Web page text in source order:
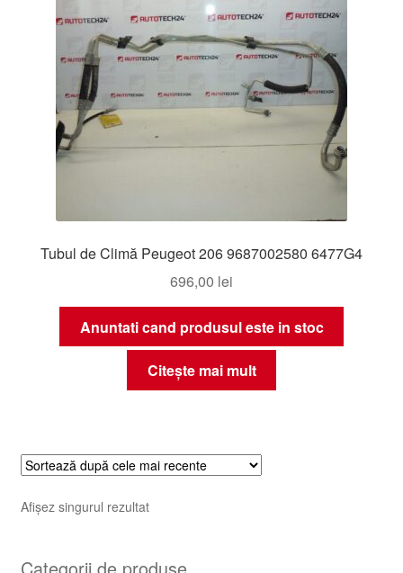
Tubul de Climă Peugeot 206 9687002580 6477G4
696,00 lei
Anuntati cand produsul este in stoc
Citește mai mult
Afișez singurul rezultat